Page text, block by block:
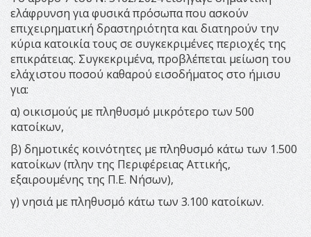
ελάφρυνση για φυσικά πρόσωπα που ασκούν
επιχειρηματική δραστηριότητα και διατηρούν την
κύρια κατοικία τους σε συγκεκριμένες περιοχές της
επικράτειας. Συγκεκριμένα, προβλέπεται μείωση του
ελάχιστου ποσού καθαρού εισοδήματος στο ήμισυ
για:
α) οικισμούς με πληθυσμό μικρότερο των 500
κατοίκων,
β) δημοτικές κοινότητες με πληθυσμό κάτω των 1.500
κατοίκων (πλην της Περιφέρειας Αττικής,
εξαιρουμένης της Π.Ε. Νήσων),
γ) νησιά με πληθυσμό κάτω των 3.100 κατοίκων.